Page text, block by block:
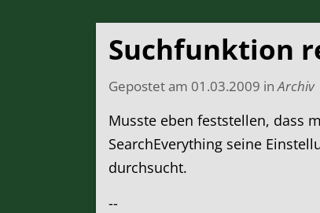
Suchfunktion
Gepostet am 01.03.2009 inArchiv
Musste eben feststellen, dass
SearchEverything seine
durchsucht.
--